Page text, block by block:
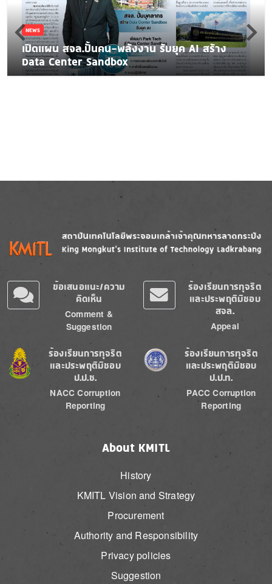
NEWS
เปิดแผน สจล.ปั้นคน-พลังงาน รับยุค AI สร้าง
Data Center Sandbox
Image
ข้อเสนอแนะ/ความ
คิดเห็น
Comment &
Suggestion
ร้องเรียนการทุจริต
และประพฤติมิชอบ
สจล.
Appeal
Image
ร้องเรียนการทุจริต
และประพฤติมิชอบ
ป.ป.ช.
NACC Corruption
Reporting
Image
ร้องเรียนการทุจริต
และประพฤติมิชอบ
ป.ป.ท.
PACC Corruption
Reporting
About KMITL
History
KMITL Vision and Strategy
Procurement
Authority and Responsibility
Privacy policies
Suggestion